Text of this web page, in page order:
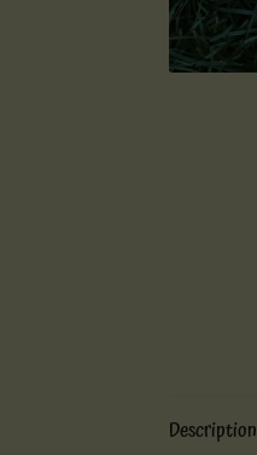
Description